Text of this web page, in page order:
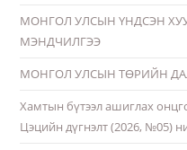
МОНГОЛ УЛСЫН ҮНДСЭН
МЭНДЧИЛГЭЭ
МОНГОЛ УЛСЫН ТӨРИЙН
Хамтын бүтээл ашиглах
Цэцийн дүгнэлт (2026, №05)